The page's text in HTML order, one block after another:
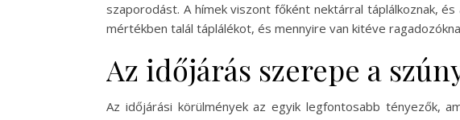
szaporodást. A hímek viszont főként nektárral táplálkoznak,
mértékben talál táplálékot, és mennyire van kitéve
Az időjárás szerepe a
Az időjárási körülmények az egyik legfontosabb tényezők,